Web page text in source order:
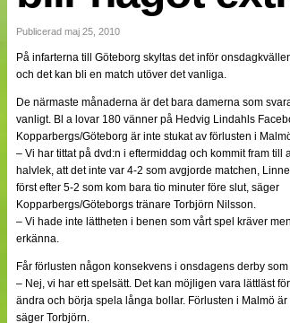
NÄTverket
Nyheter
Bloggar
Lagen
Webb-TV
Cuper
Medlemmar
Medlemsbilder
Till klubbkassan
Om oss
NÄTverket
Publicerad maj 25, 2010
På infarterna till Göteborg skyltas det inför
och det kan bli en match utöver det vanliga.
De närmaste månaderna är det bara damerna som
vanligt. Bl a lovar 180 vänner på Hedvig Lindahls
Kopparbergs/Göteborg är inte stukat av förlusten i
– Vi har tittat på dvd:n i eftermiddag och kommit fram
halvlek, att det inte var 4-2 som avgjorde matchen,
först efter 5-2 som kom bara tio minuter före slut, säger
Kopparbergs/Göteborgs tränare Torbjörn Nilsson.
– Vi hade inte lättheten i benen som vårt spel kräver
erkänna.
Får förlusten någon konsekvens i onsdagens derby
– Nej, vi har ett spelsätt. Det kan möjligen vara lättläst
ändra och börja spela långa bollar. Förlusten i Malmö
säger Torbjörn.